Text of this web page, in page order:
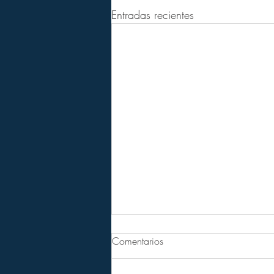
Entradas recientes
Comentarios